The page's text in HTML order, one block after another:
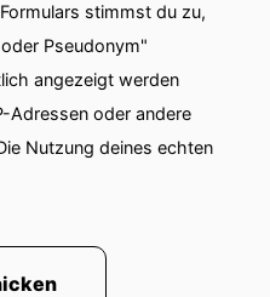
stimmst du zu,
Pseudonym"
angezeigt werden
Adressen oder andere
Nutzung deines echten